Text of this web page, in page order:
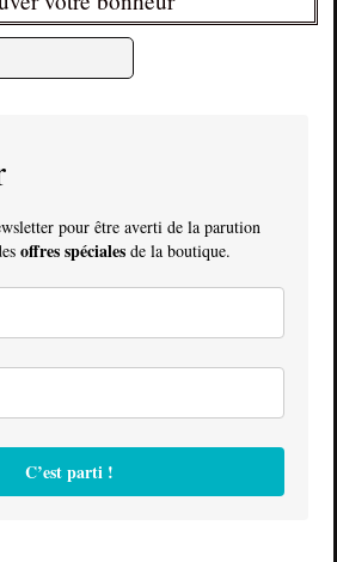
pour être averti de la parution
offres spéciales de la boutique.
C’est parti !